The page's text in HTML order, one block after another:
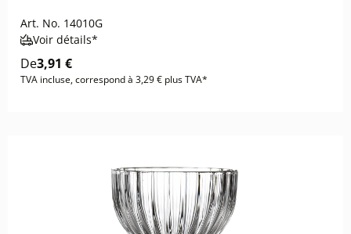
Art. No. 14010G
Voir détails*
De3,91 €
TVA incluse, correspond à 3,29 € plus TVA*